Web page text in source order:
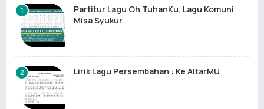
Partitur Lagu Oh TuhanKu, Lagu Komuni
Misa Syukur
Lirik Lagu Persembahan : Ke AltarMU